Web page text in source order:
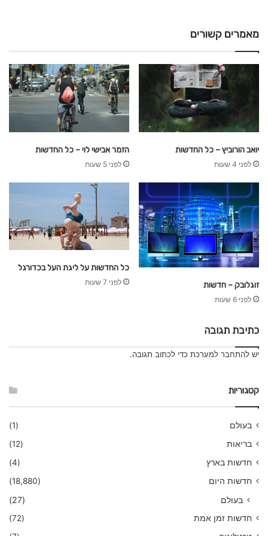
מאמרים קשורים
יואב הורוביץ – כל החדשות
לפני 4 שעות
הזמר אבישי לוי – כל החדשות
לפני 5 שעות
זוגלובק – חדשות
לפני 6 שעות
כל החדשות על ליגת העל בכדורגל
לפני 7 שעות
כתיבת תגובה
יש להתחבר למערכת כדי לכתוב תגובה.
קטגוריות
בעולם
(1)
בריאות
(12)
חדשות בארץ
(4)
חדשות היום
(18,880)
בעולם (27)
חדשות זמן אמת
(72)